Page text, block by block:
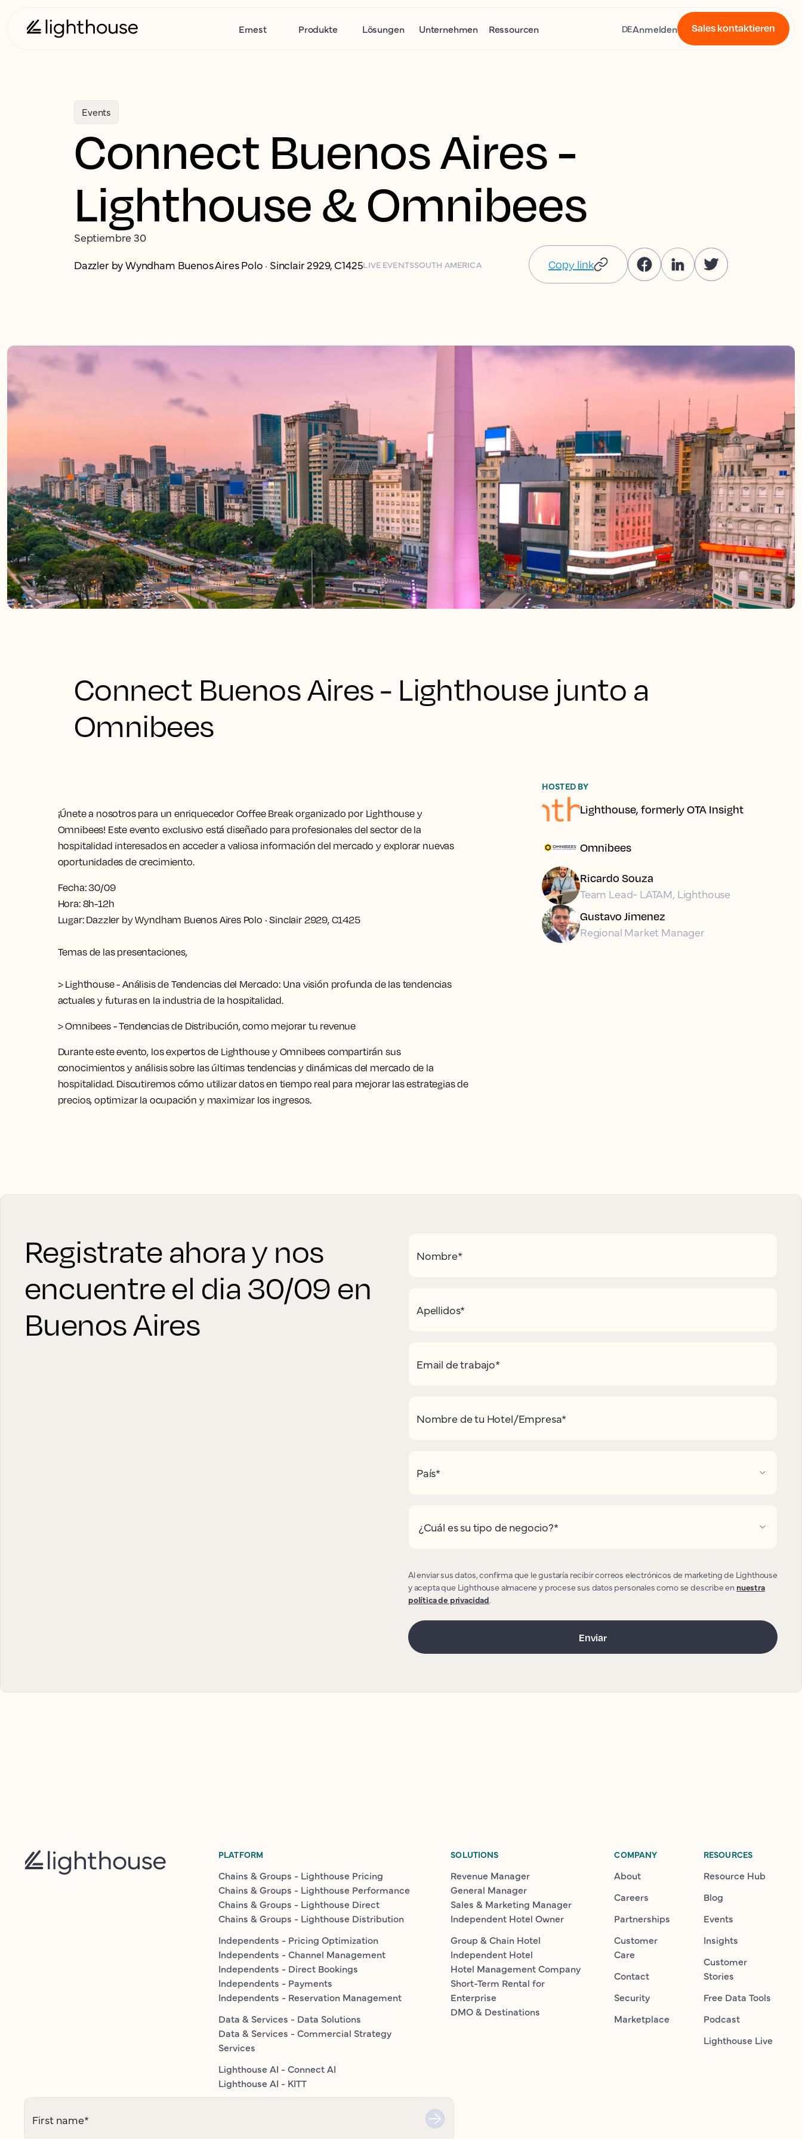
Ernest Produkte Lösungen Unternehmen Ressourcen DEAnmelden Sales kontaktieren
Events
Connect Buenos Aires -
Lighthouse & Omnibees
Septiembre 30
Dazzler by Wyndham Buenos Aires Polo · Sinclair 2929, C1425LIVE EVENTSSOUTH AMERICA Copy link
Connect Buenos Aires - Lighthouse junto a
Omnibees
¡Únete a nosotros para un enriquecedor Coffee Break organizado por Lighthouse y
Omnibees! Este evento exclusivo está diseñado para profesionales del sector de la
hospitalidad interesados en acceder a valiosa información del mercado y explorar nuevas
oportunidades de crecimiento.
Fecha:30/09
Hora: 8h-12h
Lugar: Dazzler by Wyndham Buenos Aires Polo · Sinclair 2929, C1425
Temas de las presentaciones,
> Lighthouse - Análisis de Tendencias del Mercado: Una visión profunda de las tendencias
actuales y futuras en la industria de la hospitalidad.
>Omnibees - Tendencias de Distribución, como mejorar tu revenue
Durante este evento, los expertos de Lighthouse y Omnibees compartirán sus
conocimientos y análisis sobre las últimas tendencias y dinámicas del mercado de la
hospitalidad. Discutiremos cómo utilizar datos en tiempo real para mejorar las estrategias de
precios, optimizar la ocupación y maximizar los ingresos.
HOSTED BY
Lighthouse, formerly OTA Insight
Omnibees
Ricardo Souza
Team Lead- LATAM, Lighthouse
Gustavo Jimenez
Regional Market Manager
Registrate ahora y nos
encuentre el dia 30/09 en
Buenos Aires
Nombre*
Apellidos*
Email de trabajo*
Nombre de tu Hotel/Empresa*
País*
¿Cuál es su tipo de negocio?*
Al enviar sus datos, confirma que le gustaría recibir correos electrónicos de marketing de Lighthouse
y acepta que Lighthouse almacene y procese sus datos personales como se describe en nuestra
política de privacidad.
PLATFORM
Chains & Groups - Lighthouse Pricing
Chains & Groups - Lighthouse Performance
Chains & Groups - Lighthouse Direct
Chains & Groups - Lighthouse Distribution
Independents - Pricing Optimization
Independents - Channel Management
Independents - Direct Bookings
Independents - Payments
Independents - Reservation Management
Data & Services - Data Solutions
Data & Services - Commercial Strategy
Services
Lighthouse AI - Connect AI
Lighthouse AI - KITT
SOLUTIONS
Revenue Manager
General Manager
Sales & Marketing Manager
Independent Hotel Owner
Group & Chain Hotel
Independent Hotel
Hotel Management Company
Short-Term Rental for
Enterprise
DMO & Destinations
COMPANY
About
Careers
Partnerships
Customer
Care
Contact
Security
Marketplace
RESOURCES
Resource Hub
Blog
Events
Insights
Customer
Stories
Free Data Tools
Podcast
Lighthouse Live
First name*